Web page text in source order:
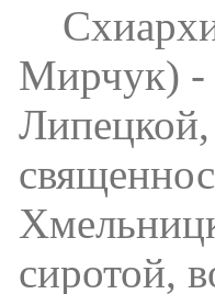
Мирчук) -
сиротой,